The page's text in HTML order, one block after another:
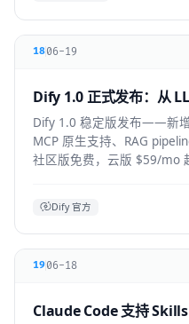
1806-19
Dify 1.0 正式发布：从
Dify 1.0 稳定版发布——新
MCP 原生支持、RAG
社区版免费，云版 $59/mo
Dify 官方
1906-18
Claude Code 支持